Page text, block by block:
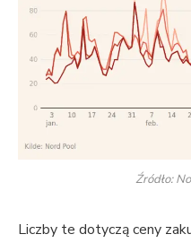
Źródło:
Liczby te dotyczą ceny